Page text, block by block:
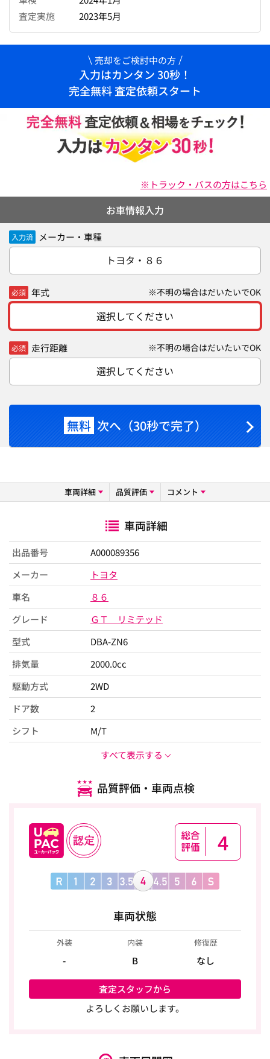
査定実施
2023年5月
売却をご検討中の方
入力はカンタン 30秒！
完全無料 査定依頼スタート
※トラック・バスの方はこちら
お車情報入力
入力済 メーカー・車種
トヨタ・８６
必須 年式 ※不明の場合はだいたいでOK
選択してください
必須 走行距離 ※不明の場合はだいたいでOK
選択してください
無料 次へ（30秒で完了）
車両詳細 品質評価 コメント
車両詳細
出品番号
A000089356
メーカー
トヨタ
車名
８６
グレード
ＧＴ リミテッド
型式
DBA-ZN6
排気量
2000.0cc
駆動方式
2WD
ドア数
2
シフト
M/T
すべて表示する
品質評価・車両点検
4
車両状態
外装
-
内装
B
修復歴
なし
査定スタッフから
よろしくお願いします。